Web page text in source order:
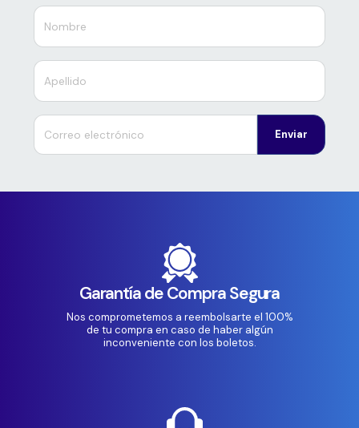
Enviar
Garantía de Compra Segura
Nos comprometemos a reembolsarte el 100%
de tu compra en caso de haber algún
inconveniente con los boletos.